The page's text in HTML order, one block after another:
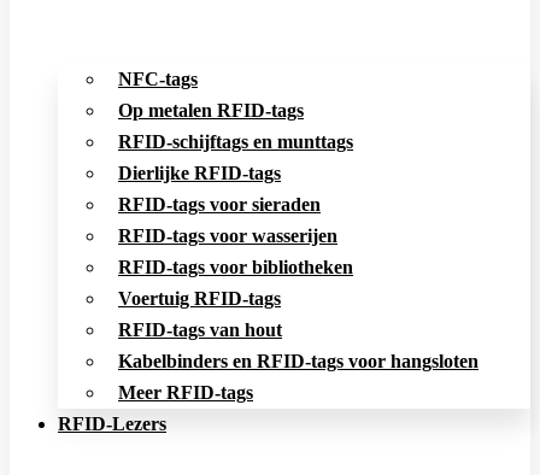
NFC-tags
Op metalen RFID-tags
RFID-schijftags en munttags
Dierlijke RFID-tags
RFID-tags voor sieraden
RFID-tags voor wasserijen
RFID-tags voor bibliotheken
Voertuig RFID-tags
RFID-tags van hout
Kabelbinders en RFID-tags voor hangsloten
Meer RFID-tags
RFID-Lezers